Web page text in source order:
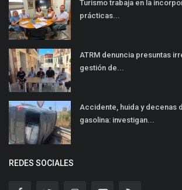
Turismo trabaja en la
prácticas...
ATRM denuncia presuntas
gestión de...
Accidente, huida y decenas
gasolina: investigan...
REDES SOCIALES